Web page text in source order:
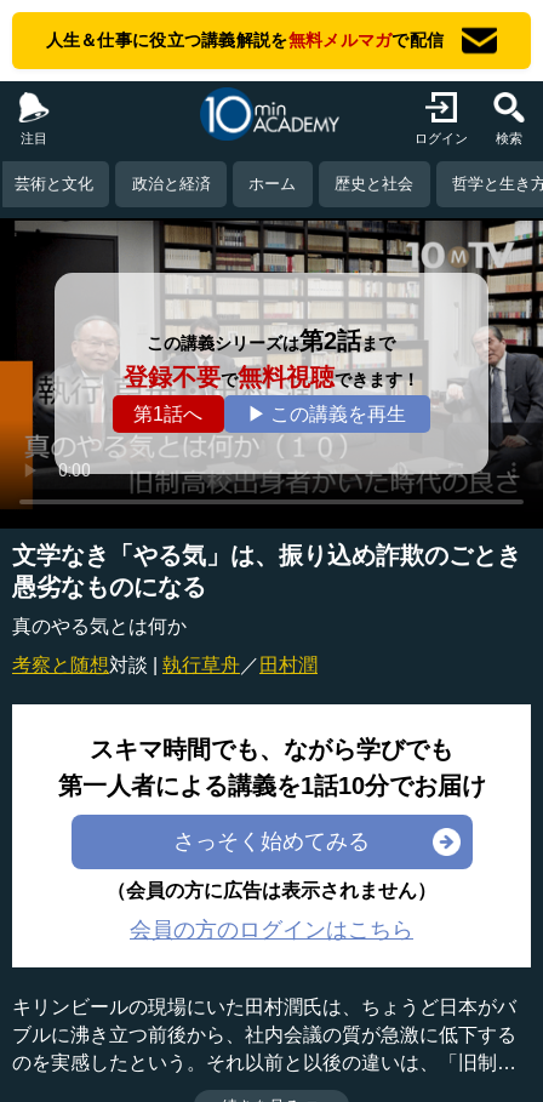
人生＆仕事に役立つ講義解説を無料メルマガで配信
注目 ログイン 検索
芸術と文化 政治と経済 ホーム 歴史と社会 哲学と生き
この講義シリーズは第2話まで
登録不要で無料視聴できます！
第1話へ ▶ この講義を再生
文学なき「やる気」は、振り込め詐欺のごとき
愚劣なものになる
真のやる気とは何か
考察と随想対談 | 執行草舟 ／ 田村潤
スキマ時間でも、ながら学びでも
第一人者による講義を1話10分でお届け
さっそく始めてみる
（会員の方に広告は表示されません）
会員の方のログインはこちら
キリンビールの現場にいた田村潤氏は、ちょうど日本がバ
ブルに沸き立つ前後から、社内会議の質が急激に低下する
のを実感したという。それ以前と以後の違いは、「旧制高
校出身者の有無」だった。執行草舟氏はその事実を、文学